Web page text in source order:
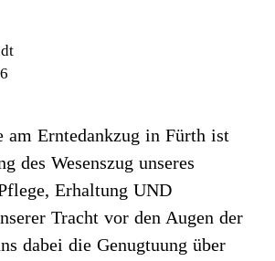
am Erntedankzug in Fürth ist
des Wesenszug unseres
Erhaltung UND
Tracht vor den Augen der
dabei die Genugtuung über